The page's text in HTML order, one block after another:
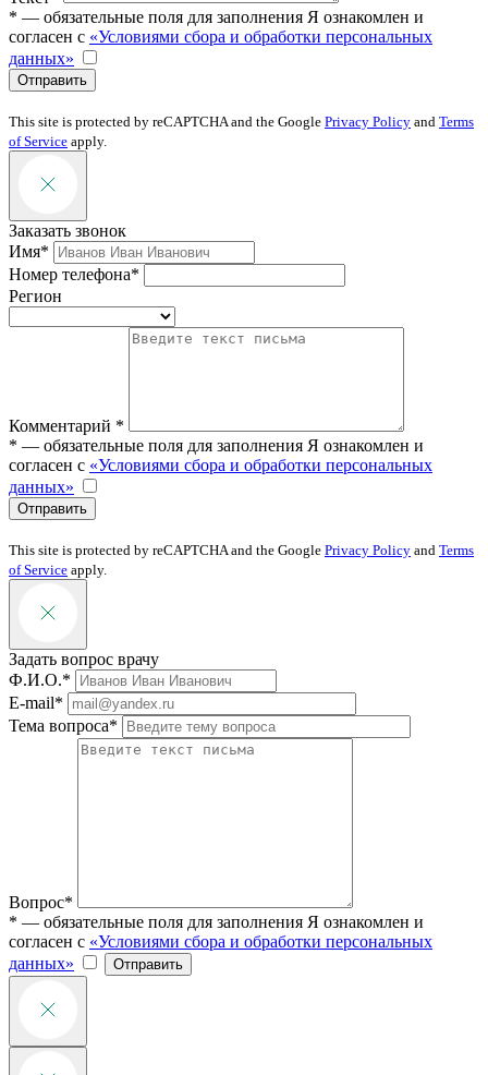
* — обязательные поля для заполнения Я ознакомлен и
согласен с «Условиями сбора и обработки персональных
данных»
Отправить
This site is protected by reCAPTCHA and the Google Privacy Policy and Terms
of Service apply.
Заказать звонок
Имя*
Номер телефона*
Регион
Комментарий *
* — обязательные поля для заполнения Я ознакомлен и
согласен с «Условиями сбора и обработки персональных
данных»
Отправить
This site is protected by reCAPTCHA and the Google Privacy Policy and Terms
of Service apply.
Задать вопрос врачу
Ф.И.О.*
E-mail*
Тема вопроса*
Вопрос*
* — обязательные поля для заполнения Я ознакомлен и
согласен с «Условиями сбора и обработки персональных
данных»
Отправить